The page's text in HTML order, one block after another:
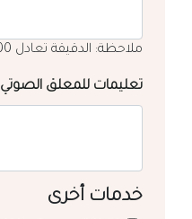
ملاحظة: الدقيقة تعادل 100 كلمة باللغة العربية
تعليمات للمعلق الصوتي
خدمات أخرى